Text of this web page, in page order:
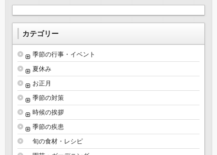
カテゴリー
季節の行事・イベント
夏休み
お正月
季節の対策
時候の挨拶
季節の疾患
旬の食材・レシピ